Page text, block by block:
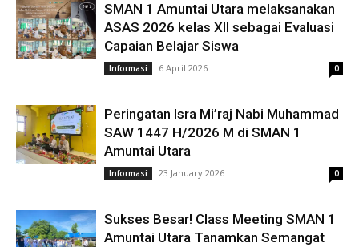
SMAN 1 Amuntai Utara melaksanakan
ASAS 2026 kelas XII sebagai Evaluasi
Capaian Belajar Siswa
Informasi 6 April 2026 0
Peringatan Isra Mi’raj Nabi Muhammad
SAW 1447 H/2026 M di SMAN 1
Amuntai Utara
Informasi 23 January 2026 0
Sukses Besar! Class Meeting SMAN 1
Amuntai Utara Tanamkan Semangat